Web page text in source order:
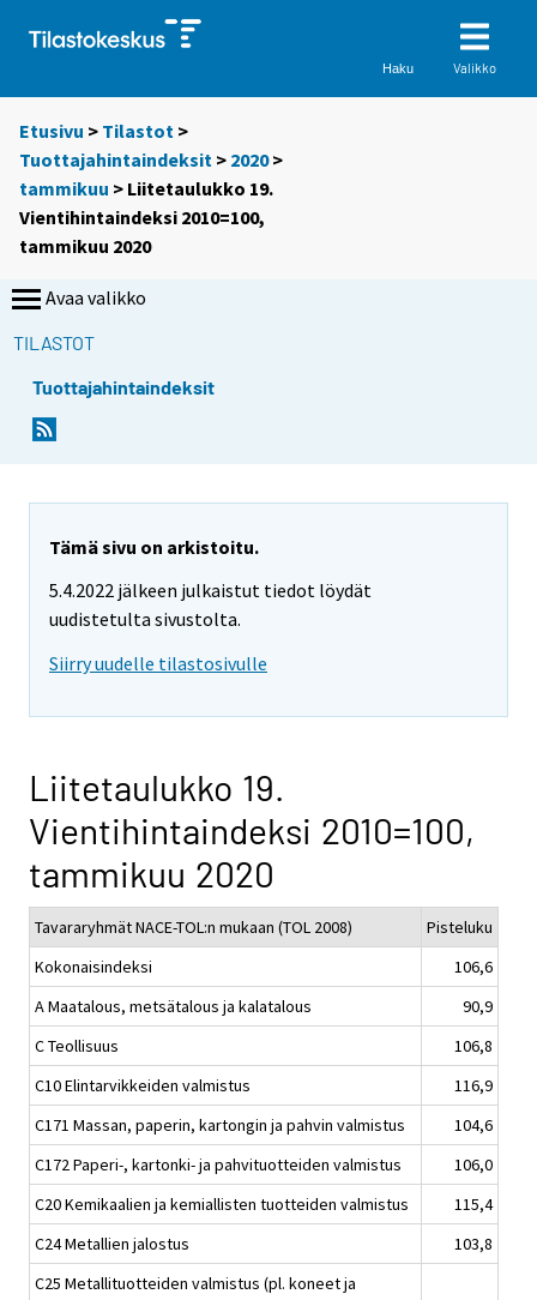
Haku Valikko
Etusivu > Tilastot >
Tuottajahintaindeksit > 2020>
tammikuu > Liitetaulukko 19.
Vientihintaindeksi 2010=100,
tammikuu 2020
Avaa valikko
TILASTOT
Tuottajahintaindeksit
Tämä sivu on arkistoitu.
5.4.2022 jälkeen julkaistut tiedot löydät
uudistetulta sivustolta.
Siirry uudelle tilastosivulle
Liitetaulukko 19.
Vientihintaindeksi 2010=100,
tammikuu 2020
Tavararyhmät NACE-TOL:n mukaan (TOL 2008)
Pisteluku
Kokonaisindeksi
106,6
A Maatalous, metsätalous ja kalatalous
90,9
C Teollisuus
106,8
C10 Elintarvikkeiden valmistus
116,9
C171 Massan, paperin, kartongin ja pahvin valmistus
104,6
C172 Paperi-, kartonki- ja pahvituotteiden valmistus
106,0
C20 Kemikaalien ja kemiallisten tuotteiden valmistus
115,4
C24 Metallien jalostus
103,8
C25 Metallituotteiden valmistus (pl. koneet ja